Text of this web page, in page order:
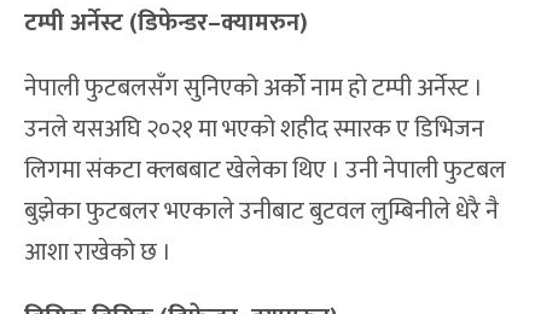
टम्पी अर्नेस्ट (डिफेन्डर–क्यामरुन)
नेपाली फुटबलसँग सुनिएको अर्कोे नाम हो टम्पी अर्नेस्ट ।
उनले यसअघि २०२१ मा भएको शहीद स्मारक ए डिभिजन
लिगमा संकटा क्लबबाट खेलेका थिए । उनी नेपाली फुटबल
बुझेका फुटबलर भएकाले उनीबाट बुटवल लुम्बिनीले धेरै नै
आशा राखेको छ ।